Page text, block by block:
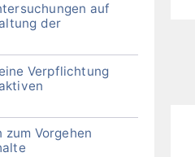
auf
der
Verpflichtung
zum Vorgehen